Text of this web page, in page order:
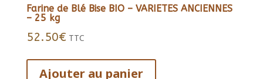
Farine de Blé Bise BIO – VARIETES ANCIENNES
– 25 kg
52.50€ TTC
Ajouter au panier